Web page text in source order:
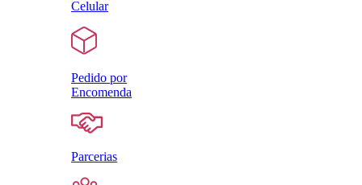
Celular
Pedido por
Encomenda
Parcerias